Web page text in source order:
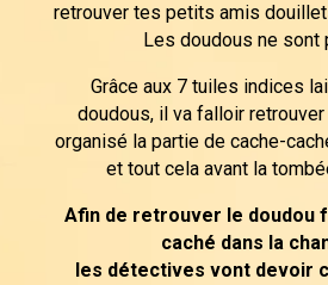
retrouver tes petits amis
Les doudous ne sont
Grâce aux 7 tuiles indices
doudous, il va falloir
organisé la partie de cache-
et tout cela avant la
Afin de retrouver le doudou
caché dans la
les détectives vont devoir